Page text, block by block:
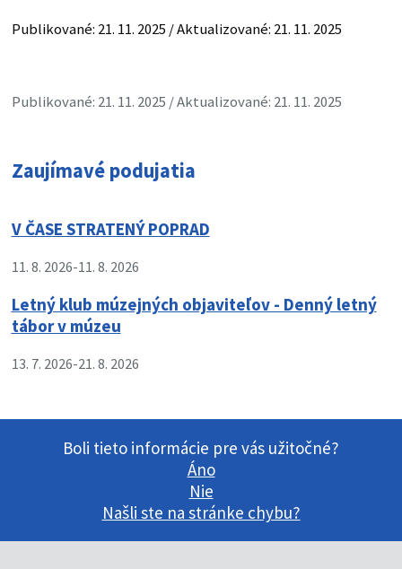
Publikované: 21. 11. 2025 / Aktualizované: 21. 11. 2025
Publikované: 21. 11. 2025 / Aktualizované: 21. 11. 2025
Zaujímavé podujatia
V ČASE STRATENÝ POPRAD
11. 8. 2026-11. 8. 2026
Letný klub múzejných objaviteľov - Denný letný
tábor v múzeu
13. 7. 2026-21. 8. 2026
Boli tieto informácie pre vás užitočné?
Áno
Nie
Našli ste na stránke chybu?